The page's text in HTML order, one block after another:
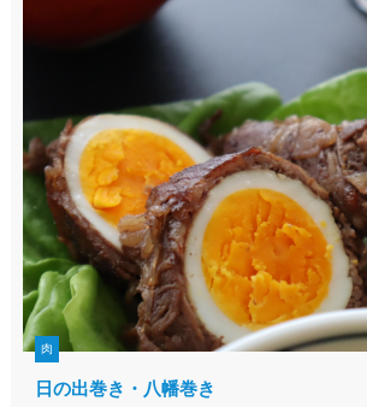
肉
日の出巻き・八幡巻き